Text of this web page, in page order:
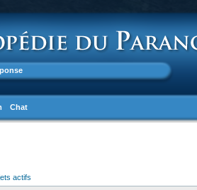
Chat
actifs